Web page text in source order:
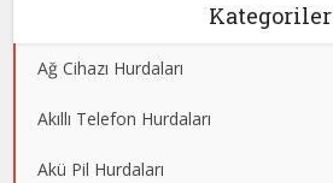
Kategoriler
Ağ Cihazı Hurdaları
Akıllı Telefon Hurdaları
Akü Pil Hurdaları